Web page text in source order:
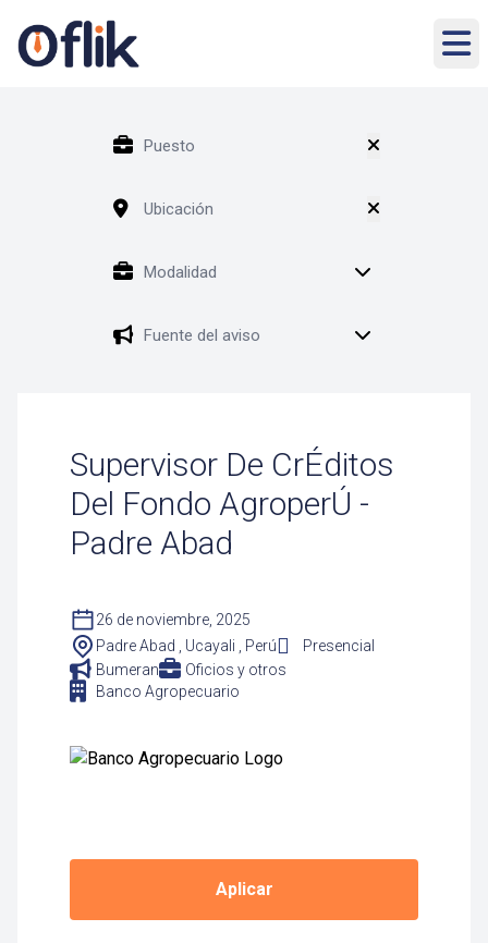
Supervisor De CrÉditos
Del Fondo AgroperÚ -
Padre Abad
26 de noviembre, 2025
Padre Abad , Ucayali , Perú
Presencial
Bumeran
Oficios y otros
Banco Agropecuario
Aplicar